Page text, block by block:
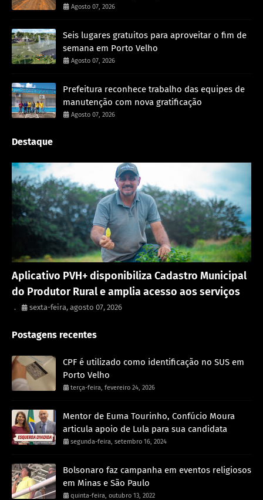
Agosto 07, 2026
Seis lugares gratuitos para aproveitar o fim de
semana em Porto Velho
Agosto 07, 2026
Prefeitura reconhece trabalho das equipes de
manutenção com nova gratificação
Agosto 07, 2026
Destaque
Aplicativo PVH+ disponibiliza Cadastro Municipal
do Produtor Rural e amplia acesso aos serviços
. sexta-feira, agosto 07, 2026
Postagens recentes
CPF é utilizado como identificação no SUS em
Porto Velho
terça-feira, fevereiro 24, 2026
Mentor de Euma Tourinho, Confúcio Moura
articula apoio de Lula para sua candidata
segunda-feira, setembro 16, 2024
Bolsonaro faz campanha em eventos religiosos
em Minas e São Paulo
quinta-feira, outubro 13, 2022